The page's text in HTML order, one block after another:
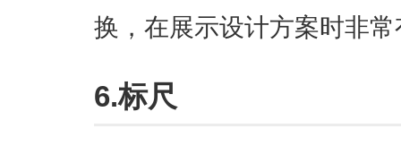
换，在展示设计方案时非
6.标尺